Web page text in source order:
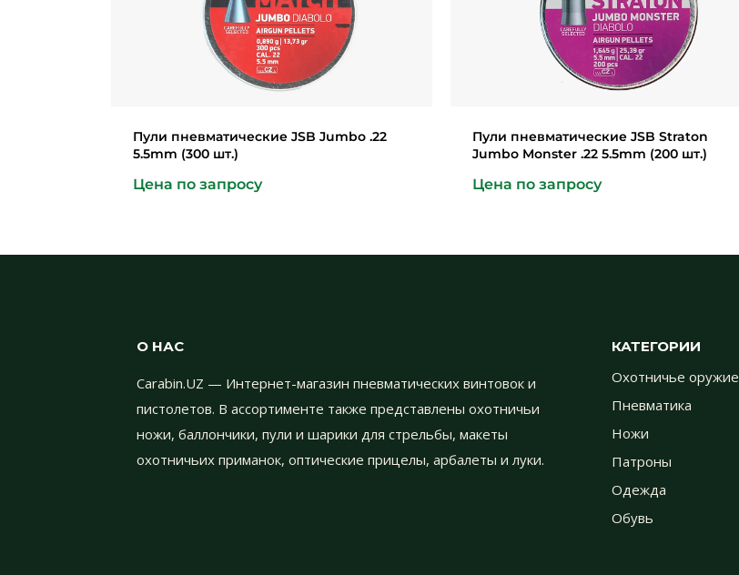
Пули пневматические JSB Jumbo .22
5.5mm (300 шт.)
Цена по запросу
Пули пневматические JSB Straton
Jumbo Monster .22 5.5mm (200 шт.)
Цена по запросу
О НАС
Carabin.UZ — Интернет-магазин пневматических винтовок и
пистолетов. В ассортименте также представлены охотничьи
ножи, баллончики, пули и шарики для стрельбы, макеты
охотничьих приманок, оптические прицелы, арбалеты и луки.
КАТЕГОРИИ
Охотничье оружие
Пневматика
Ножи
Патроны
Одежда
Обувь